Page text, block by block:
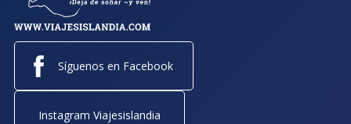
Síguenos en Facebook
Instagram Viajesislandia